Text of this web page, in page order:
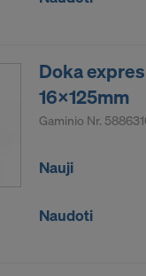
Doka
16x125mm
Gaminio Nr.
Nauji
Naudoti